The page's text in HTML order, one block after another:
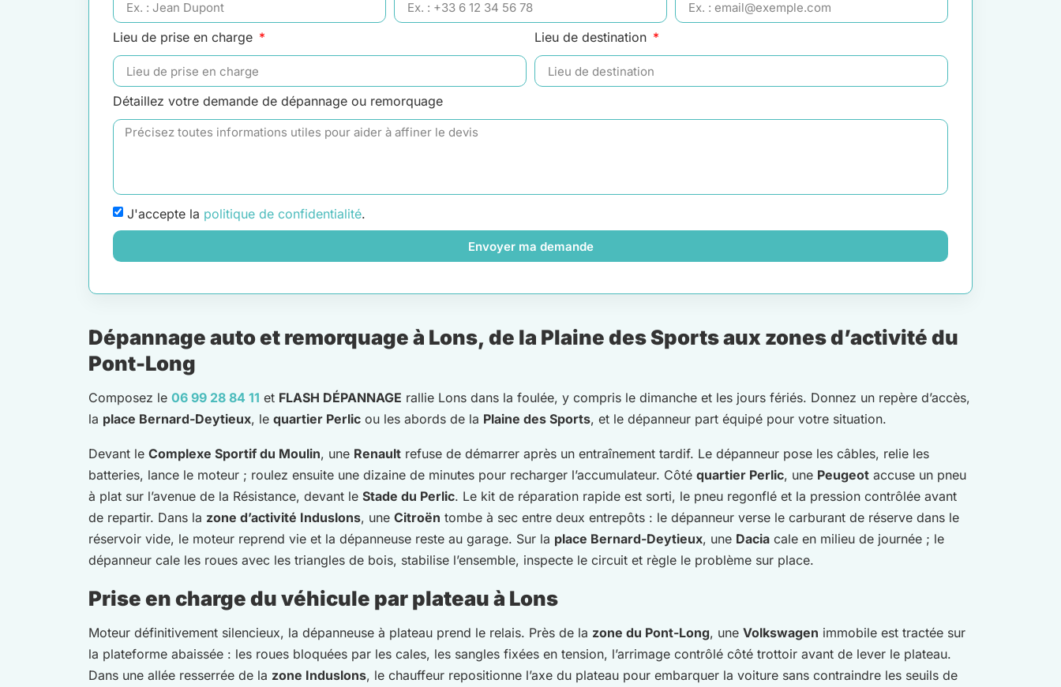
Lieu de prise en charge Lieu de destination
Détaillez votre demande de dépannage ou remorquage
J'accepte la politique de confidentialité.
Envoyer ma demande
Dépannage auto et remorquage à Lons, de la Plaine des Sports aux zones d’activité du
Pont-Long
Composez le 06 99 28 84 11 et FLASH DÉPANNAGE rallie Lons dans la foulée, y compris le dimanche et les jours fériés. Donnez un repère d’accès,
la place Bernard-Deytieux, le quartier Perlic ou les abords de la Plaine des Sports, et le dépanneur part équipé pour votre situation.
Devant le Complexe Sportif du Moulin, une Renault refuse de démarrer après un entraînement tardif. Le dépanneur pose les câbles, relie les
batteries, lance le moteur ; roulez ensuite une dizaine de minutes pour recharger l’accumulateur. Côté quartier Perlic, une Peugeot accuse un pneu
à plat sur l’avenue de la Résistance, devant le Stade du Perlic. Le kit de réparation rapide est sorti, le pneu regonflé et la pression contrôlée avant
de repartir. Dans la zone d’activité Induslons, une Citroën tombe à sec entre deux entrepôts : le dépanneur verse le carburant de réserve dans le
réservoir vide, le moteur reprend vie et la dépanneuse reste au garage. Sur la place Bernard-Deytieux, une Dacia cale en milieu de journée ; le
dépanneur cale les roues avec les triangles de bois, stabilise l’ensemble, inspecte le circuit et règle le problème sur place.
Prise en charge du véhicule par plateau à Lons
Moteur définitivement silencieux, la dépanneuse à plateau prend le relais. Près de la zone du Pont-Long, une Volkswagen immobile est tractée sur
la plateforme abaissée : les roues bloquées par les cales, les sangles fixées en tension, l’arrimage contrôlé côté trottoir avant de lever le plateau.
Dans une allée resserrée de la zone Induslons, le chauffeur repositionne l’axe du plateau pour embarquer la voiture sans contraindre les seuils de